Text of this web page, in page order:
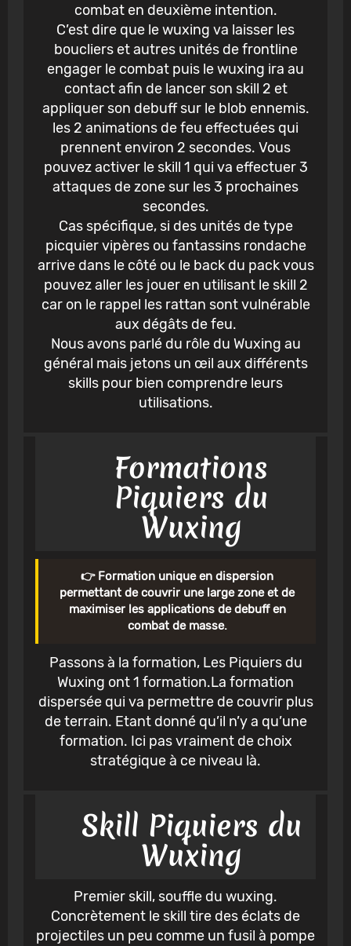
combat en deuxième intention.
C’est dire que le wuxing va laisser les
boucliers et autres unités de frontline
engager le combat puis le wuxing ira au
contact afin de lancer son skill 2 et
appliquer son debuff sur le blob ennemis.
les 2 animations de feu effectuées qui
prennent environ 2 secondes. Vous
pouvez activer le skill 1 qui va effectuer 3
attaques de zone sur les 3 prochaines
secondes.
Cas spécifique, si des unités de type
picquier vipères ou fantassins rondache
arrive dans le côté ou le back du pack vous
pouvez aller les jouer en utilisant le skill 2
car on le rappel les rattan sont vulnérable
aux dégâts de feu.
Nous avons parlé du rôle du Wuxing au
général mais jetons un œil aux différents
skills pour bien comprendre leurs
utilisations.
Formations
Piquiers du
Wuxing
👉 Formation unique en dispersion
permettant de couvrir une large zone et de
maximiser les applications de debuff en
combat de masse.
Passons à la formation, Les Piquiers du
Wuxing ont 1 formation.La formation
dispersée qui va permettre de couvrir plus
de terrain. Etant donné qu’il n’y a qu’une
formation. Ici pas vraiment de choix
stratégique à ce niveau là.
Skill Piquiers du
Wuxing
Premier skill, souffle du wuxing.
Concrètement le skill tire des éclats de
projectiles un peu comme un fusil à pompe